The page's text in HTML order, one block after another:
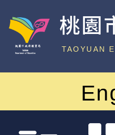
桃園
中心
TAOYUAN